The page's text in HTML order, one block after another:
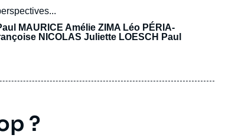
MAURICE Amélie ZIMA Léo PÉRIA-
NICOLAS Juliette LOESCH Paul
?